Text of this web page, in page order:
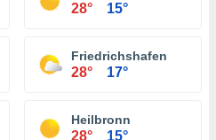
28° 15°
Friedrichshafen
28° 17°
Heilbronn
28° 15°